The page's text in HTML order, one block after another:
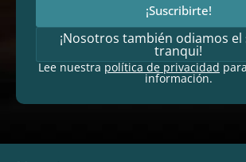
¡Suscribirte!
¡Nosotros también odiamos el
tranqui!
Lee nuestrapolítica de privacidad
información.